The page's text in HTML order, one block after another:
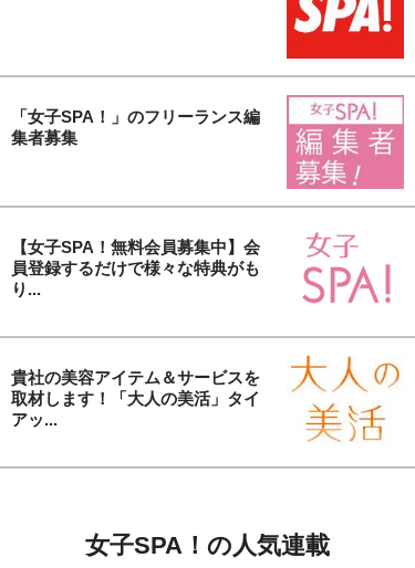
「女子SPA！」のフリーランス編
集者募集
【女子SPA！無料会員募集中】会
員登録するだけで様々な特典がも
り...
貴社の美容アイテム＆サービスを
取材します！「大人の美活」タイ
アッ...
女子SPA！の人気連載